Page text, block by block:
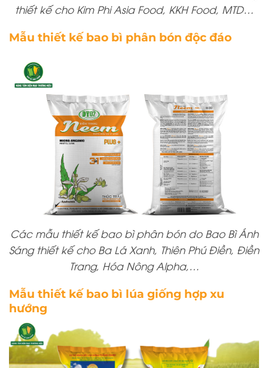
thiết kế cho Kim Phi Asia Food, KKH Food, MTD…
Mẫu thiết kế bao bì phân bón độc đáo
Các mẫu thiết kế bao bì phân bón do Bao Bì Ánh
Sáng thiết kế cho Ba Lá Xanh, Thiên Phú Điền, Điền
Trang, Hóa Nông Alpha,…
Mẫu thiết kế bao bì lúa giống hợp xu
hướng